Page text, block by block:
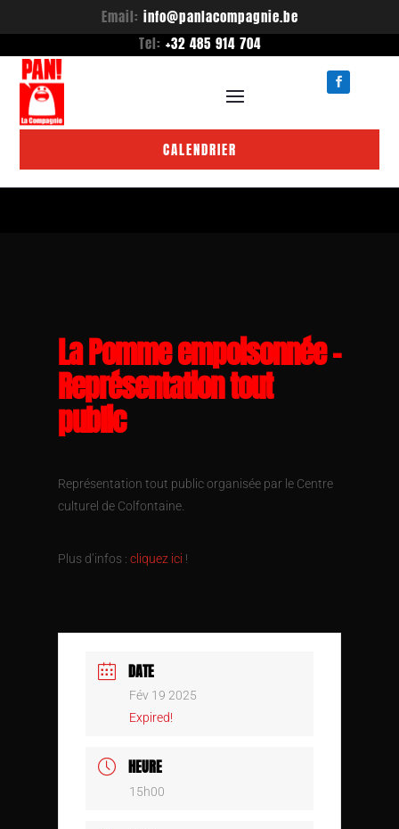
Email: info@panlacompagnie.be
Tel: +32 485 914 704
CALENDRIER
La Pomme empoisonnée –
Représentation tout
public
Représentation tout public organisée par le Centre
culturel de Colfontaine.
Plus d’infos : cliquez ici !
DATE
Fév 19 2025
Expired!
HEURE
15h00